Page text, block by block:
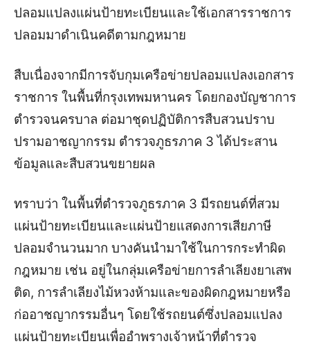
ปลอมแปลงแผ่นป้ายทะเบียนและใช้เอกสารราชการ
ปลอมมาดำเนินคดีตามกฎหมาย
สืบเนื่องจากมีการจับกุมเครือข่ายปลอมแปลงเอกสาร
ราชการ ในพื้นที่กรุงเทพมหานคร โดยกองบัญชาการ
ตำรวจนครบาล ต่อมาชุดปฏิบัติการสืบสวนปราบ
ปรามอาชญากรรม ตำรวจภูธรภาค 3 ได้ประสาน
ข้อมูลและสืบสวนขยายผล
ทราบว่า ในพื้นที่ตำรวจภูธรภาค 3 มีรถยนต์ที่สวม
แผ่นป้ายทะเบียนและแผ่นป้ายแสดงการเสียภาษี
ปลอมจำนวนมาก บางคันนำมาใช้ในการกระทำผิด
กฎหมาย เช่น อยู่ในกลุ่มเครือข่ายการลำเลียงยาเสพ
ติด, การลำเลียงไม้หวงห้ามและของผิดกฎหมายหรือ
ก่ออาชญากรรมอื่นๆ โดยใช้รถยนต์ซึ่งปลอมแปลง
แผ่นป้ายทะเบียนเพื่ออำพรางเจ้าหน้าที่ตำรวจ